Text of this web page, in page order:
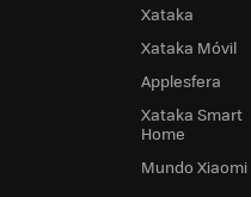
Xataka
Xataka Móvil
Applesfera
Xataka Smart
Home
Mundo Xiaomi